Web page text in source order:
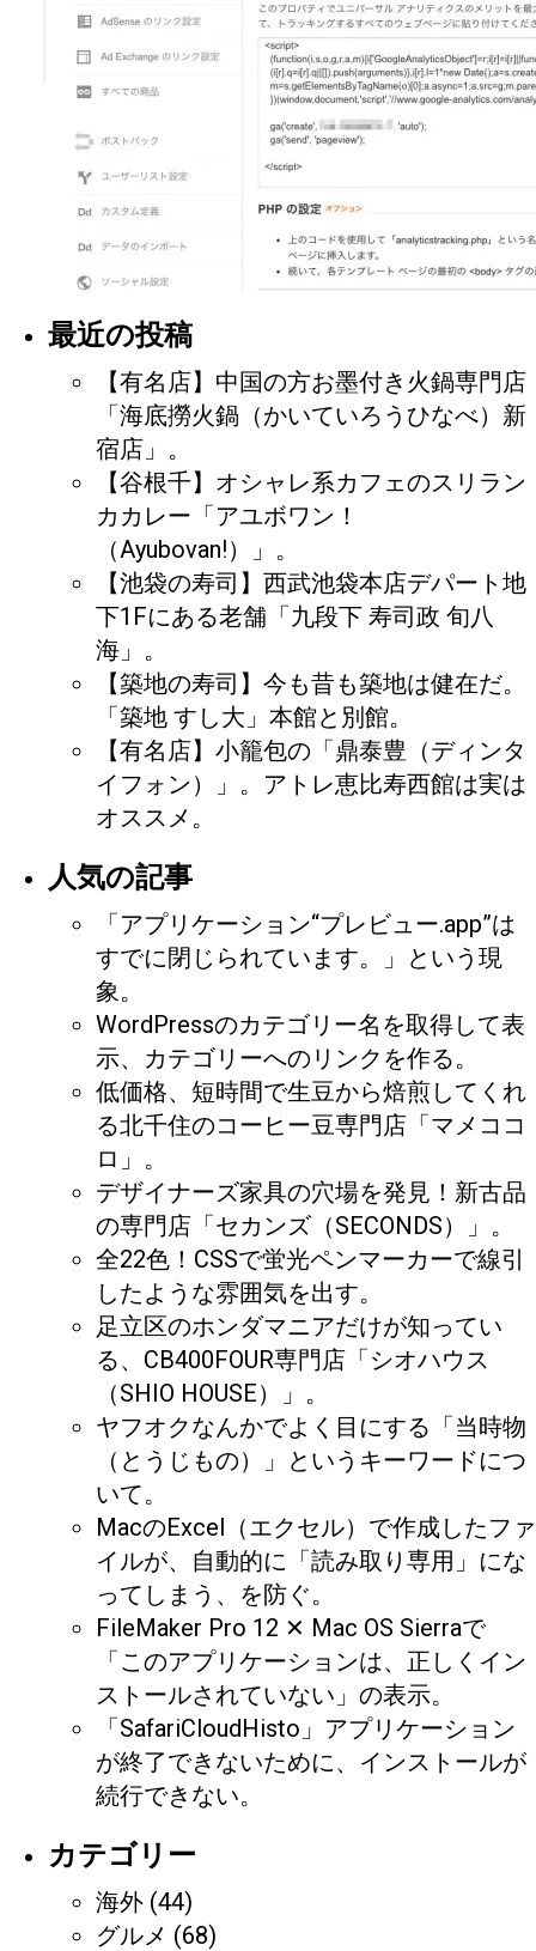
最近の投稿
【有名店】中国の方お墨付き火鍋専門店
「海底撈火鍋（かいていろうひなべ）新
宿店」。
【谷根千】オシャレ系カフェのスリラン
カカレー「アユボワン！
（Ayubovan!）」。
【池袋の寿司】西武池袋本店デパート地
下1Fにある老舗「九段下 寿司政 旬八
海」。
【築地の寿司】今も昔も築地は健在だ。
「築地 すし大」本館と別館。
【有名店】小籠包の「鼎泰豊（ディンタ
イフォン）」。アトレ恵比寿西館は実は
オススメ。
人気の記事
「アプリケーション“プレビュー.app”は
すでに閉じられています。」という現
象。
WordPressのカテゴリー名を取得して表
示、カテゴリーへのリンクを作る。
低価格、短時間で生豆から焙煎してくれ
る北千住のコーヒー豆専門店「マメココ
ロ」。
デザイナーズ家具の穴場を発見！新古品
の専門店「セカンズ（SECONDS）」。
全22色！CSSで蛍光ペンマーカーで線引
したような雰囲気を出す。
足立区のホンダマニアだけが知ってい
る、CB400FOUR専門店「シオハウス
（SHIO HOUSE）」。
ヤフオクなんかでよく目にする「当時物
（とうじもの）」というキーワードにつ
いて。
MacのExcel（エクセル）で作成したファ
イルが、自動的に「読み取り専用」にな
ってしまう、を防ぐ。
FileMaker Pro 12 ✕ Mac OS Sierraで
「このアプリケーションは、正しくイン
ストールされていない」の表示。
「SafariCloudHisto」アプリケーション
が終了できないために、インストールが
続行できない。
カテゴリー
海外 (44)
グルメ (68)